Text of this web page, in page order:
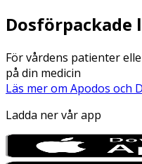
Dosförpackade
För vårdens patienter
på din medicin
Läs mer om Apodos och
Ladda ner vår app